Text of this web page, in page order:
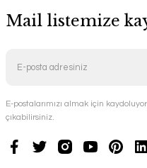
Mail listemize
E-postalarımızı almak için
çıkabilirsiniz.